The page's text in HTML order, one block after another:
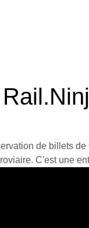
de billets
C'est une